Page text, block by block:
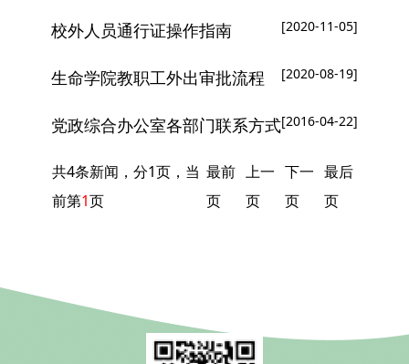
校外人员通行证操作指南 [2020-11-05]
生命学院教职工外出审批流程 [2020-08-19]
党政综合办公室各部门联系方式[2016-04-22]
共4条新闻，分1页，当
前第1页
最前
页
上一
页
下一
页
最后
页